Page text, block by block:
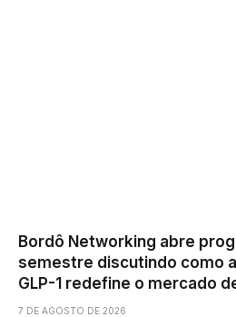
Bordô Networking abre
semestre discutindo como
GLP-1 redefine o mercado
7 DE AGOSTO DE 2026